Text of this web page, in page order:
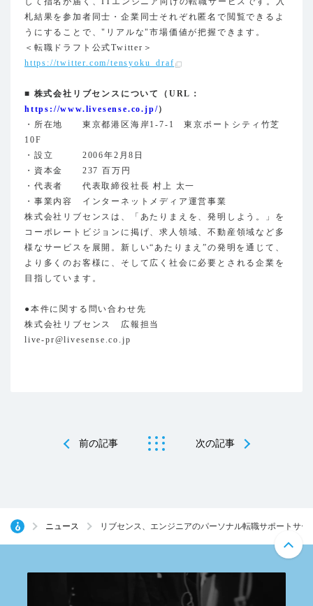
札結果を参加者同士・企業同士それぞれ匿名で閲覧できるよ
うにすることで、"リアルな"市場価値が把握できます。
＜転職ドラフト公式Twitter＞
https://twitter.com/tensyoku_draf
■ 株式会社リブセンスについて（URL：
https://www.livesense.co.jp/）
・所在地 東京都港区海岸1-7-1 東京ポートシティ竹芝
10F
・設立 2006年2月8日
・資本金 237 百万円
・代表者 代表取締役社長 村上 太一
・事業内容 インターネットメディア運営事業
株式会社リブセンスは、「あたりまえを、発明しよう。」を
コーポレートビジョンに掲げ、求人領域、不動産領域など多
様なサービスを展開。新しい“あたりまえ”の発明を通じて、
より多くのお客様に、そして広く社会に必要とされる企業を
目指しています。
●本件に関する問い合わせ先
株式会社リブセンス 広報担当
live-pr@livesense.co.jp
前の記事 次の記事
ニュース リブセンス、エンジニアのパーソナル転職サポートサ